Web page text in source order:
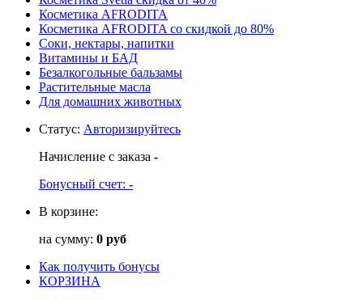
Косметика AFRODITA
Косметика AFRODITA со скидкой до 80%
Соки, нектары, напитки
Витамины и БАД
Безалкогольные бальзамы
Растительные масла
Для домашних животных
Статус: Авторизируйтесь
Начисление с заказа -
Бонусный счет: -
В корзине:
на сумму: 0 руб
Как получить бонусы
КОРЗИНА